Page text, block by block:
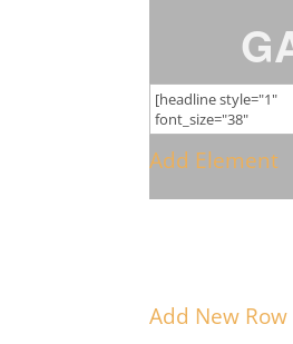
Add Element
Add New Row